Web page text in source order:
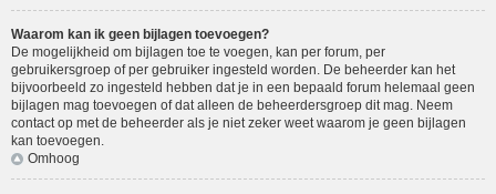
Waarom kan ik geen bijlagen toevoegen?
De mogelijkheid om bijlagen toe te voegen, kan per forum, per
gebruikersgroep of per gebruiker ingesteld worden. De beheerder kan het
bijvoorbeeld zo ingesteld hebben dat je in een bepaald forum helemaal geen
bijlagen mag toevoegen of dat alleen de beheerdersgroep dit mag. Neem
contact op met de beheerder als je niet zeker weet waarom je geen bijlagen
kan toevoegen.
Omhoog